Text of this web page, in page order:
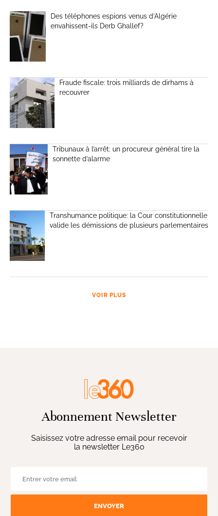
Des téléphones espions venus d’Algérie
envahissent-ils Derb Ghallef?
Fraude fiscale: trois milliards de dirhams à
recouvrer
Tribunaux à l’arrêt: un procureur général tire la
sonnette d’alarme
Transhumance politique: la Cour constitutionnelle
valide les démissions de plusieurs parlementaires
VOIR PLUS
Abonnement Newsletter
Saisissez votre adresse email pour recevoir
la newsletter Le360
ENVOYER